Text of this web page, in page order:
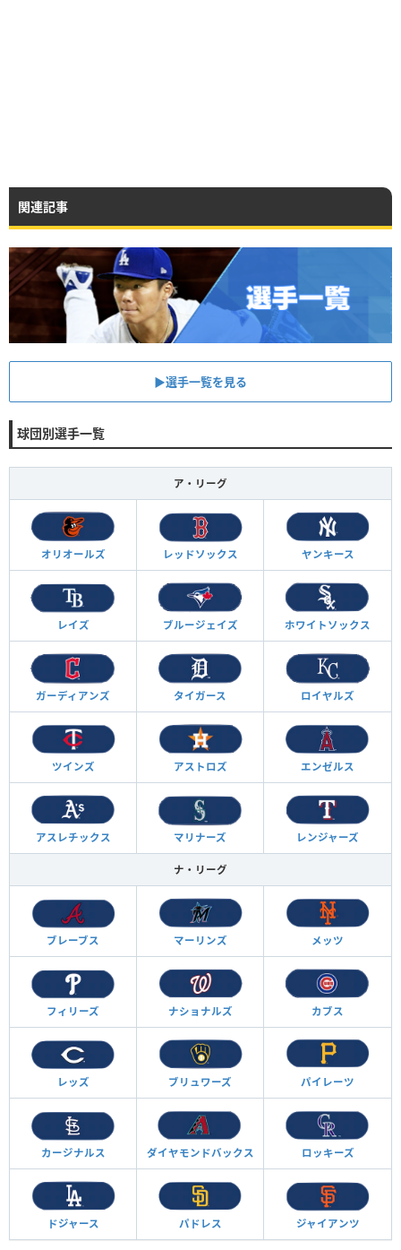
関連記事
▶︎選手一覧を見る
球団別選手一覧
ア・リーグ
オリオールズ レッドソックス ヤンキース
レイズ ブルージェイズ ホワイトソックス
ガーディアンズ タイガース ロイヤルズ
ツインズ アストロズ エンゼルス
アスレチックス マリナーズ レンジャーズ
ナ・リーグ
ブレーブス マーリンズ メッツ
フィリーズ ナショナルズ カブス
レッズ ブリュワーズ パイレーツ
カージナルス ダイヤモンドバックス ロッキーズ
ドジャース パドレス ジャイアンツ